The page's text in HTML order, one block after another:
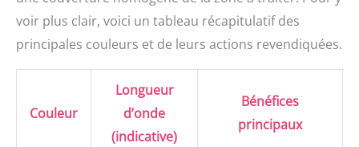
voir plus clair, voici un tableau récapitulatif des
principales couleurs et de leurs actions revendiquées.
Couleur
Longueur
d’onde
(indicative)
Bénéfices
principaux